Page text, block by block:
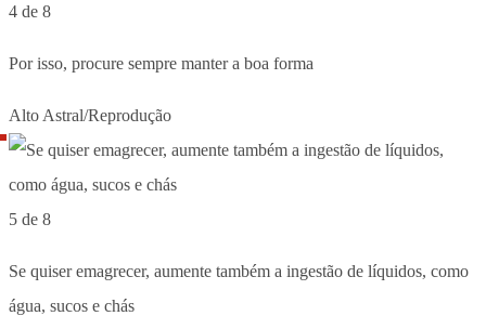
4 de 8
Por isso, procure sempre manter a boa forma
Alto Astral/Reprodução
5 de 8
Se quiser emagrecer, aumente também a ingestão de líquidos, como
água, sucos e chás